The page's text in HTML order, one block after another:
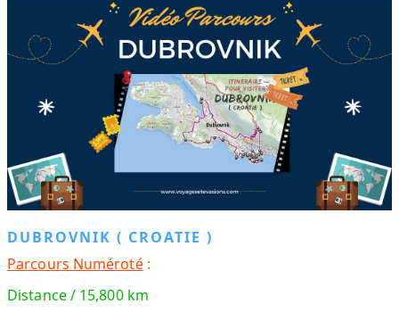
DUBROVNIK ( CROATIE )
Parcours Numéroté:
Distance / 15,800 km